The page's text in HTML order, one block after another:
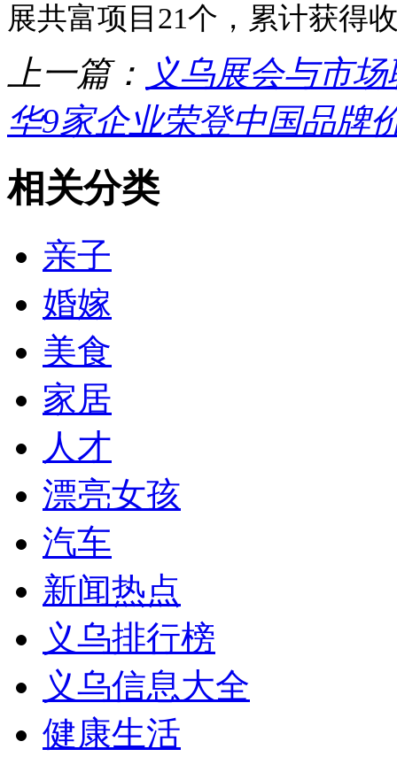
展共富项目21个，累计获得
上一篇： 义乌展会与市
华9家企业荣登中国品牌
相关分类
亲子
婚嫁
美食
家居
人才
漂亮女孩
汽车
新闻热点
义乌排行榜
义乌信息大全
健康生活